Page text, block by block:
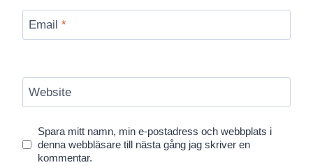
Email *
Website
Spara mitt namn, min e-postadress och webbplats i
denna webbläsare till nästa gång jag skriver en
kommentar.